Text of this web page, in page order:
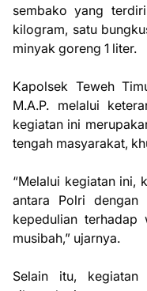
sembako yang
kilogram, satu
minyak goreng 1 liter.
Kapolsek Teweh
M.A.P. melalui
kegiatan ini
tengah masyarakat,
“Melalui kegiatan ini,
antara Polri dengan
kepedulian terhadap
musibah,” ujarnya.
Selain itu, kegiatan